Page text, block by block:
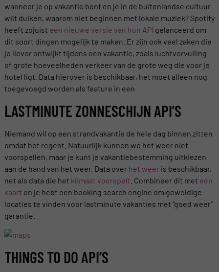
wanneer je op vakantie bent en je in de buitenlandse cultuur
wilt duiken, waarom niet beginnen met lokale muziek? Spotify
heeft zojuist een nieuwe versie van hun API gelanceerd om
dit soort dingen mogelijk te maken. Er zijn ook veel zaken die
je liever ontwijkt tijdens een vakantie, zoals luchtvervuiling
of grote hoeveelheden verkeer van de grote weg die voor je
hotel ligt. Data hierover is beschikbaar, het moet alleen nog
toegevoegd worden als feature in een
LASTMINUTE ZONNESCHIJN API’S
Niemand wil op een strandvakantie de hele dag binnen zitten
omdat het regent. Natuurlijk kunnen we het weer niet
voorspellen, maar je kunt je vakantiebestemming uitkiezen
aan de hand van het weer. Data over het weer is beschikbaar,
net als data die het klimaat voorspelt . Combineer dit met een
kaart en je hebt een booking search engine om geweldige
locaties te vinden voor lastminute vakanties met “goed weer”
garantie.
THINGS TO DO API’S